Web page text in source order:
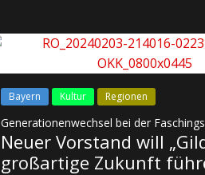
Bayern Kultur Regionen
Generationenwechsel bei der
Neuer Vorstand will
großartige Zukunft